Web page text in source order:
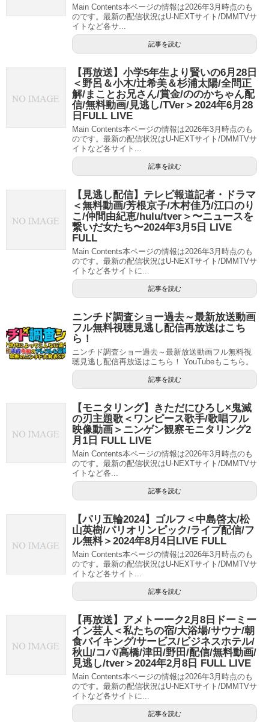
Main Contents本ページの情報は2026年3月時点のも
のです。最新の配信状況はU-NEXTサイト/DMMTVサ
イトなど各サ...
記事を読む
【再放送】小学5年生より賢いの6月28日
＜野呂＆小木/辻希美＆杉浦太陽/全問正
解/まことお兄さん/賞金/ののかちゃん配
信/無料動画/見逃し/TVer＞2024年6月28
日FULL LIVE
Main Contents本ページの情報は2026年3月時点のも
のです。最新の配信状況はU-NEXTサイト/DMMTVサ
イトなど各サイト...
記事を読む
【見逃し配信】テレビ報道記者・ドラマ
＜無料動画/芳根京子/木村佳乃/江口のり
こ/仲間由紀恵/hulu/tver＞〜ニュースを
繋いだ女たち〜2024年3月5日 LIVE
FULL
Main Contents本ページの情報は2026年3月時点のも
のです。最新の配信状況はU-NEXTサイト/DMMTVサ
イトなど各サイトに...
記事を読む
ニンチド調査ショー過去～最新放送動画
フル無料視聴見逃し配信再放送はこち
ら！
ニンチド調査ショー過去～最新放送動画フル無料視
聴見逃し配信再放送はこちら！ YouTubeもこちら。
記事を読む
【モニタリング】きただにひろし×鬼滅
の刃主題歌＜ワンピース歌手/歌唱フル
映像動画＞ニンゲン観察モニタリング2
月1日 FULL LIVE
Main Contents本ページの情報は2026年3月時点のも
のです。最新の配信状況はU-NEXTサイト/DMMTVサ
イトなど各...
記事を読む
【パリ五輪2024】ゴルフ＜中島啓太/松
山英樹/パリオリンピック/ライブ配信/フ
ル無料＞2024年8月4日LIVE FULL
Main Contents本ページの情報は2026年3月時点のも
のです。最新の配信状況はU-NEXTサイト/DMMTVサ
イトなど各サイト...
記事を読む
【再放送】アメトーーク2月8日ドーミー
イン芸人＜私たちの宿/大浴場/サウナ/朝
食バイキング/サービス/ビジネスホテル/
秋山/コバ/高橋/津田/野田/配信/無料動画/
見逃し/tver＞2024年2月8日 FULL LIVE
Main Contents本ページの情報は2026年3月時点のも
のです。最新の配信状況はU-NEXTサイト/DMMTVサ
イトなど各サイトに...
記事を読む